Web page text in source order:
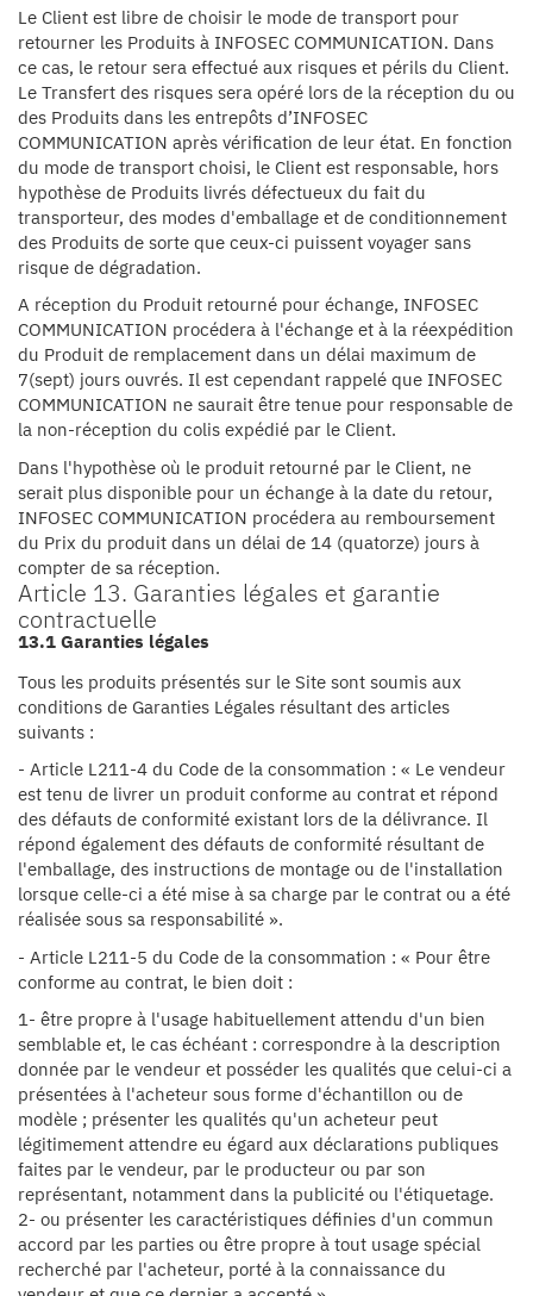
Equipe
02 40
Le Client est libre de choisir le mode de transport pour
retourner les Produits à INFOSEC COMMUNICATION. Dans
ce cas, le retour sera effectué aux risques et périls du Client.
Le Transfert des risques sera opéré lors de la réception du ou
des Produits dans les entrepôts d’INFOSEC
COMMUNICATION après vérification de leur état. En fonction
du mode de transport choisi, le Client est responsable, hors
hypothèse de Produits livrés défectueux du fait du
transporteur, des modes d'emballage et de conditionnement
des Produits de sorte que ceux-ci puissent voyager sans
risque de dégradation.
A réception du Produit retourné pour échange, INFOSEC
COMMUNICATION procédera à l'échange et à la réexpédition
du Produit de remplacement dans un délai maximum de
7(sept) jours ouvrés. Il est cependant rappelé que INFOSEC
COMMUNICATION ne saurait être tenue pour responsable de
la non-réception du colis expédié par le Client.
Dans l'hypothèse où le produit retourné par le Client, ne
serait plus disponible pour un échange à la date du retour,
INFOSEC COMMUNICATION procédera au remboursement
du Prix du produit dans un délai de 14 (quatorze) jours à
compter de sa réception.
Article 13. Garanties légales et garantie
contractuelle
13.1 Garanties légales
Tous les produits présentés sur le Site sont soumis aux
conditions de Garanties Légales résultant des articles
suivants :
- Article L211-4 du Code de la consommation : « Le vendeur
est tenu de livrer un produit conforme au contrat et répond
des défauts de conformité existant lors de la délivrance. Il
répond également des défauts de conformité résultant de
l'emballage, des instructions de montage ou de l'installation
lorsque celle-ci a été mise à sa charge par le contrat ou a été
réalisée sous sa responsabilité ».
- Article L211-5 du Code de la consommation : « Pour être
conforme au contrat, le bien doit :
1- être propre à l'usage habituellement attendu d'un bien
semblable et, le cas échéant : correspondre à la description
donnée par le vendeur et posséder les qualités que celui-ci a
présentées à l'acheteur sous forme d'échantillon ou de
modèle ; présenter les qualités qu'un acheteur peut
légitimement attendre eu égard aux déclarations publiques
faites par le vendeur, par le producteur ou par son
représentant, notamment dans la publicité ou l'étiquetage.
2- ou présenter les caractéristiques définies d'un commun
accord par les parties ou être propre à tout usage spécial
recherché par l'acheteur, porté à la connaissance du